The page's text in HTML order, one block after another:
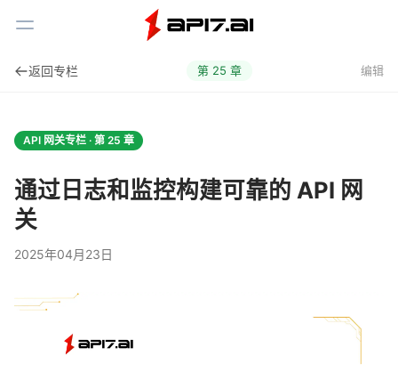
Toggle Menu
返回专栏 第 25 章 编辑
API 网关专栏 · 第 25 章
通过日志和监控构建可靠的 API 网
关
2025年04月23日